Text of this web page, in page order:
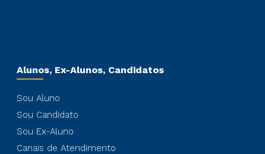
Alunos, Ex-Alunos, Candidatos
Sou Aluno
Sou Candidato
Sou Ex-Aluno
Canais de Atendimento